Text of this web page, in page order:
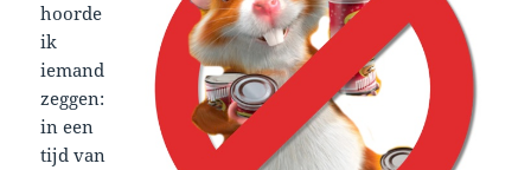
hoorde
ik
iemand
zeggen:
in een
tijd van